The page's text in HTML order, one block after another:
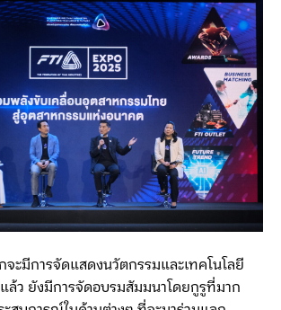
จะมีการจัดแสดงนวัตกรรมและเทคโนโลยี
ล้ว ยังมีการจัดอบรมสัมมนาโดยกูรูที่มาก